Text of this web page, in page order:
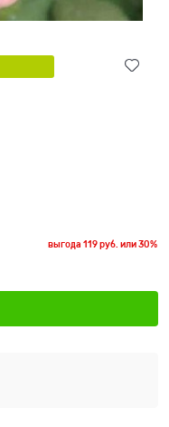
выгода119 руб. или30%